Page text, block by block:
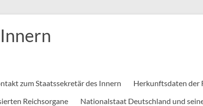
zum Staatssekretär des Innern Herkunftsdaten der
Reichsorgane
Nationalstaat Deutschland und